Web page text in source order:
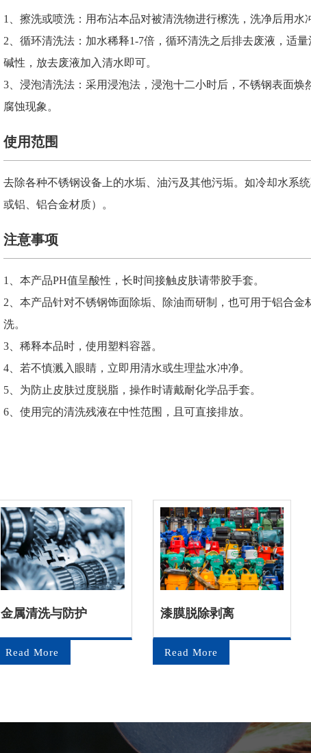
1、擦洗或喷洗：用布沾本品对被清洗物进行檫洗，洗净后用水
2、循环清洗法：加水稀释1-7倍，循环清洗之后排去废液，适
碱性，放去废液加入清水即可。
3、浸泡清洗法：采用浸泡法，浸泡十二小时后，不锈钢表面
腐蚀现象。
使用范围
去除各种不锈钢设备上的水垢、油污及其他污垢。如冷却水系
或铝、铝合金材质）。
注意事项
1、本产品PH值呈酸性，长时间接触皮肤请带胶手套。
2、本产品针对不锈钢饰面除垢、除油而研制，也可用于铝合
洗。
3、稀释本品时，使用塑料容器。
4、若不慎溅入眼睛，立即用清水或生理盐水冲净。
5、为防止皮肤过度脱脂，操作时请戴耐化学品手套。
6、使用完的清洗残液在中性范围，且可直接排放。
金属清洗与防护
Read More
漆膜脱除剥离
Read More